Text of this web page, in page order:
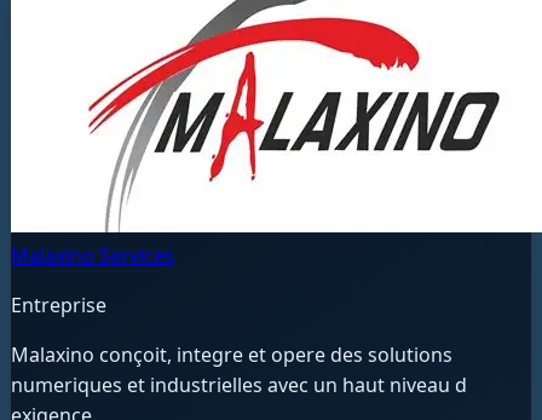
Malaxino Services
Entreprise
Malaxino conçoit, integre et opere des solutions
numeriques et industrielles avec un haut niveau d
exigence.